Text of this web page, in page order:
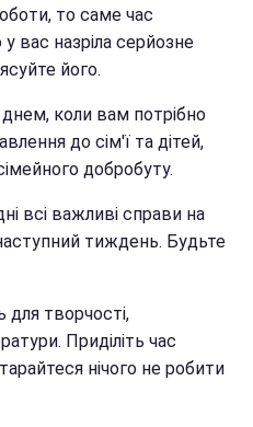
то саме час
вас назріла серйозне
його.
коли вам потрібно
до сім'ї та дітей,
добробуту.
всі важливі справи на
тиждень. Будьте
для творчості,
Приділіть час
нічого не робити